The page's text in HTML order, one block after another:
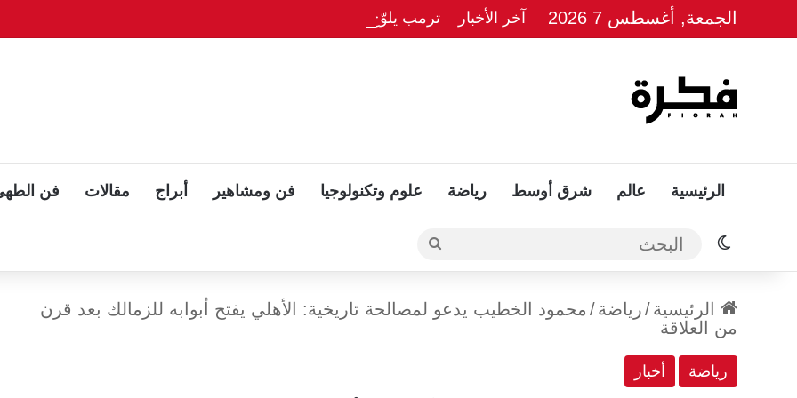
الجمعة, أغسطس 7 2026 آخر الأخبار ترمب يلوّح بلقاء ثلاثي مع بوتين وزيلينسكي بعد قمة ألاسكا
الرئيسية عالم شرق أوسط رياضة علوم وتكنولوجيا فن ومشاهير أبراج مقالات فن
الوضع المظلم البحث
الرئيسية/رياضة/ محمود الخطيب يدعو لمصالحة تاريخية: الأهلي يفتح أبوابه للزمالك بعد قرن
من العلاقة
رياضة أخبار